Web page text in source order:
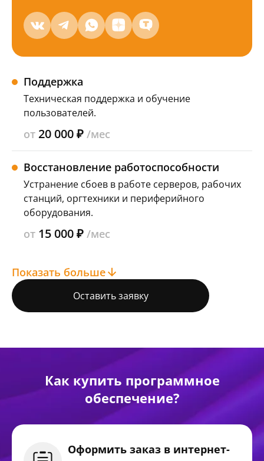
Поддержка
Техническая поддержка и обучение
пользователей.
от 20 000 ₽ /мес
Восстановление работоспособности
Устранение сбоев в работе серверов, рабочих
станций, оргтехники и периферийного
оборудования.
от 15 000 ₽ /мес
Показать больше
Оставить заявку
Как купить программное
обеспечение?
Оформить заказ в интернет-